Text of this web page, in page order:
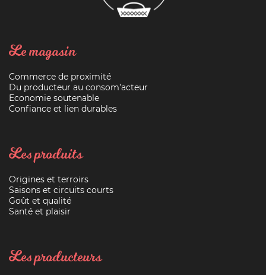
Le magasin
Commerce de proximité
Du producteur au consom’acteur
Economie soutenable
Confiance et lien durables
Les produits
Origines et terroirs
Saisons et circuits courts
Goût et qualité
Santé et plaisir
Les producteurs